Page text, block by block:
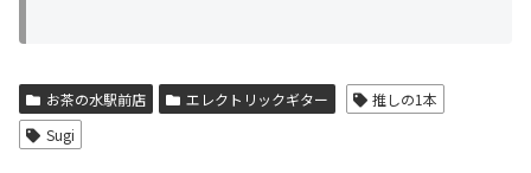
お茶の水駅前店 エレクトリックギター
推しの1本
Sugi